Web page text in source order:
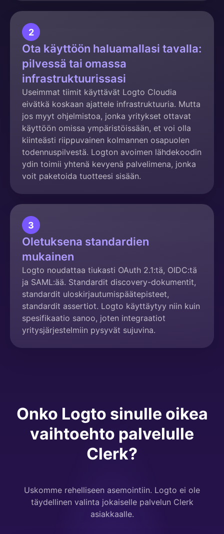
2
Ota käyttöön haluamallasi tavalla:
pilvessä tai omassa
infrastruktuurissasi
Useimmat tiimit käyttävät Logto Cloudia
eivätkä koskaan ajattele infrastruktuuria. Mutta
jos myyt ohjelmistoa, jonka yritykset ottavat
käyttöön omissa ympäristöissään, et voi olla
kiinteästi riippuvainen kolmannen osapuolen
todennuspilvestä. Logton avoimen lähdekoodin
ydin toimii yhtenä kevyenä palvelimena, jonka
voit paketoida tuotteesi sisään.
3
Oletuksena standardien
mukainen
Logto noudattaa tiukasti OAuth 2.1:tä, OIDC:tä
ja SAML:ää. Standardit discovery-dokumentit,
standardit uloskirjautumispäätepisteet,
standardit assertiot. Logto käyttäytyy niin kuin
spesifikaatio sanoo, joten integraatiot
yritysjärjestelmiin pysyvät sujuvina.
Onko Logto sinulle oikea
vaihtoehto palvelulle
Clerk?
Uskomme rehelliseen asemointiin. Logto ei ole
täydellinen valinta jokaiselle palvelun Clerk
asiakkaalle.